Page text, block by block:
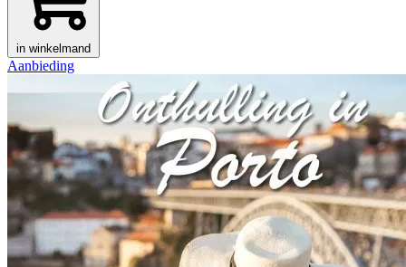
in winkelmand
Aanbieding